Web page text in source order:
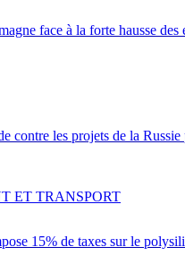
face à la forte hausse des
contre les projets de la
15% de taxes sur le
ET TRANSPORT